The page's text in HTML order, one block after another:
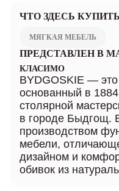
ЧТО ЗДЕСЬ КУПИТЬ
МЯГКАЯ МЕБЕЛЬ
ПРЕДСТАВЛЕН В
КЛАСИМО
BYDGOSKIE —
основанный в
столярной
в городе Быдгощ.
производством
мебели,
дизайном и
обивок из